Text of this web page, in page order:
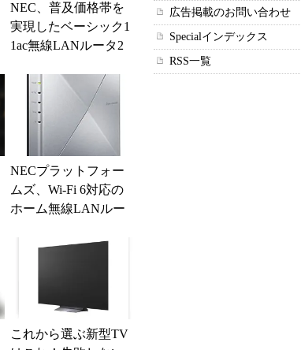
NEC、普及価格帯を
実現したベーシック1
1ac無線LANルータ2
NECプラットフォー
ムズ、Wi-Fi 6対応の
ホーム無線LANルー
これから選ぶ新型TV
広告掲載のお問い合わせ
Specialインデックス
RSS一覧